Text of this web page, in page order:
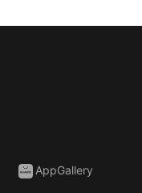
AppGallery